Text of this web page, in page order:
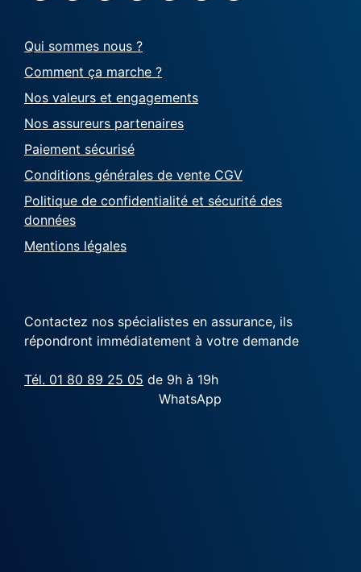
Qui sommes nous ?
Comment ça marche ?
Nos valeurs et engagements
Nos assureurs partenaires
Paiement sécurisé
Conditions générales de vente CGV
Politique de confidentialité et sécurité des
données
Mentions légales
Contactez nos spécialistes en assurance, ils
répondront immédiatement à votre demande
Tél. 01 80 89 25 05 de 9h à 19h
WhatsApp